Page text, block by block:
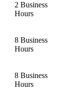
2 Business
Hours
8 Business
Hours
8 Business
Hours